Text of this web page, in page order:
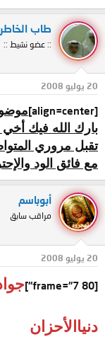
طاب الخاطر
:: عضو نشيط ::
20 يوليو 2008
[align=center]
بارك الله فيك أخي
تقبل مروري
مع فائق الود
أبوباسم
مراقب سابق
20 يوليو 2008
[frame="7 80"]
دنياالأحزان